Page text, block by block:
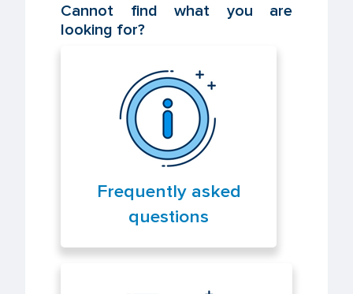
Cannot find what you are
looking for?
Frequently asked
questions